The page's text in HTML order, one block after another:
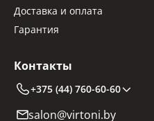
Доставка и оплата
Гарантия
Контакты
+375 (44) 760-60-60
salon@virtoni.by